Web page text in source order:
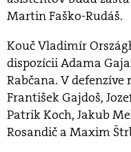
Martin Faško-Rudáš.
Kouč Vladimír
dispozícii Adama
Rabčana. V
František Gajdoš,
Patrik Koch, Jakub
Rosandič a Maxim